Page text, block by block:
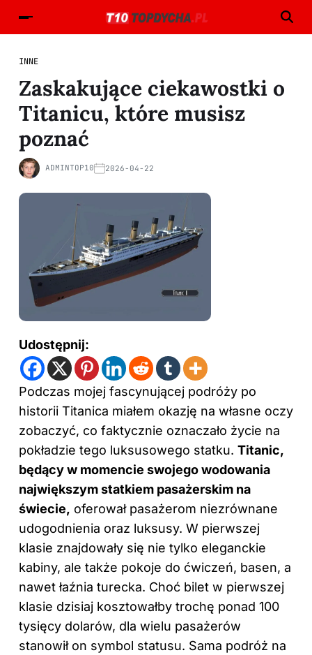
INNE
Zaskakujące ciekawostki o
Titanicu, które musisz
poznać
ADMINTOP10 2026-04-22
Udostępnij:
Podczas mojej fascynującej podróży po
historii Titanica miałem okazję na własne oczy
zobaczyć, co faktycznie oznaczało życie na
pokładzie tego luksusowego statku. Titanic,
będący w momencie swojego wodowania
największym statkiem pasażerskim na
świecie, oferował pasażerom niezrównane
udogodnienia oraz luksusy. W pierwszej
klasie znajdowały się nie tylko eleganckie
kabiny, ale także pokoje do ćwiczeń, basen, a
nawet łaźnia turecka. Choć bilet w pierwszej
klasie dzisiaj kosztowałby trochę ponad 100
tysięcy dolarów, dla wielu pasażerów
stanowił on symbol statusu. Sama podróż na